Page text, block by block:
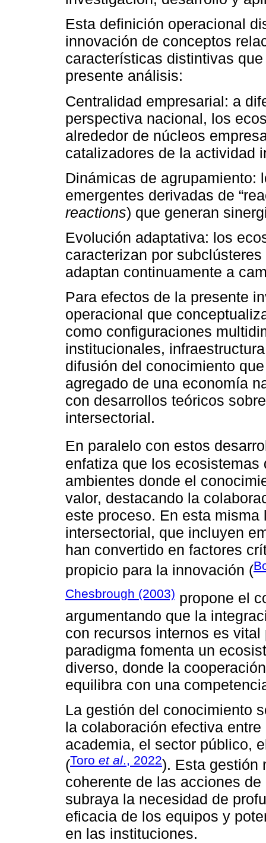
Esta definición operacional
innovación de conceptos
características distintivas
presente análisis:
Centralidad empresarial: a
perspectiva nacional, los
alrededor de núcleos
catalizadores de la actividad
Dinámicas de agrupamiento:
emergentes derivadas de
reactions) que generan
Evolución adaptativa: los
caracterizan por
adaptan continuamente a
Para efectos de la presente
operacional que
como configuraciones
institucionales,
difusión del conocimiento
agregado de una economía
con desarrollos teóricos
intersectorial.
En paralelo con estos
enfatiza que los
ambientes donde el
valor, destacando la
este proceso. En esta
intersectorial, que incluyen
han convertido en factores
propicio para la innovación (
Chesbrough (2003) propone el
argumentando que la
con recursos internos es
paradigma fomenta un
diverso, donde la
equilibra con una
La gestión del conocimiento
la colaboración efectiva
academia, el sector público,
(Toro et al., 2022). Esta gestión
coherente de las acciones
subraya la necesidad de
eficacia de los equipos y
en las instituciones.